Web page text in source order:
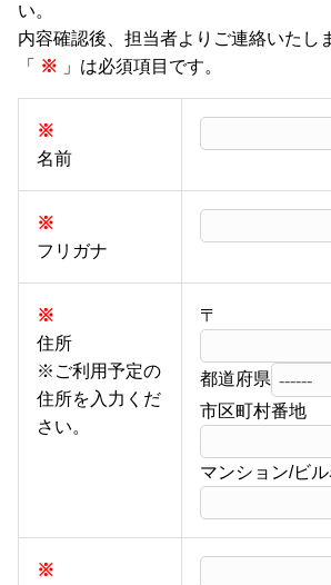
い。
内容確認後、担当者よりご連絡いたし
「
※ 」は必須項目です。
※
名前
※
フリガナ
※
住所
※ご利用予定の
住所を入力くだ
さい。
〒
都道府県
市区町村番地
マンション/ビル
※